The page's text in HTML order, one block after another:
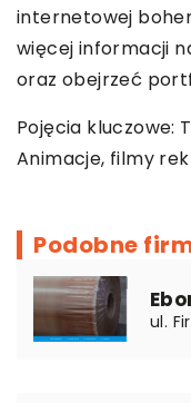
internetowej
więcej informacji
oraz obejrzeć
Pojęcia kluczowe:
Animacje, filmy
Podobne
ul.